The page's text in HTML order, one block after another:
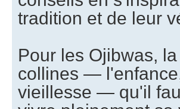
tradition et de leur
Pour les Ojibwas,
collines —
vieillesse — qu'il